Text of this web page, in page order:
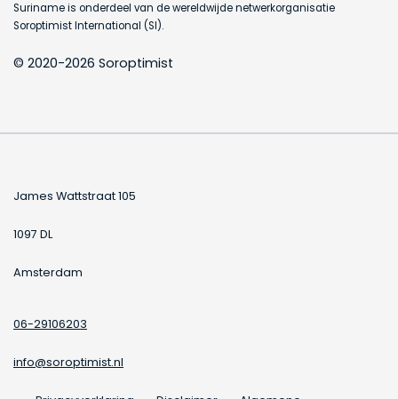
Suriname is onderdeel van de wereldwijde netwerkorganisatie
Soroptimist International (SI).
© 2020-2026 Soroptimist
James Wattstraat 105
1097 DL
Amsterdam
06-29106203
info@soroptimist.nl